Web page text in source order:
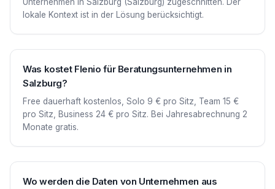
lokale Kontext ist in der Lösung berücksichtigt.
Was kostet Flenio für Beratungsunternehmen in
Salzburg?
Free dauerhaft kostenlos, Solo 9 € pro Sitz, Team 15 €
pro Sitz, Business 24 € pro Sitz. Bei Jahresabrechnung 2
Monate gratis.
Wo werden die Daten von Unternehmen aus